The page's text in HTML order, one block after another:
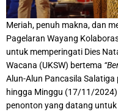
Meriah, penuh makna, dan
Pagelaran Wayang
untuk memperingati Dies
Wacana (UKSW) bertema
Alun-Alun Pancasila
hingga Minggu (17/11/
penonton yang datang